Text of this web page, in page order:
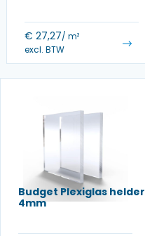
€ 27,27/ m²
excl. BTW
Budget Plexiglas helder
4mm